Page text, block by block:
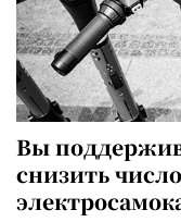
Вы
снизить